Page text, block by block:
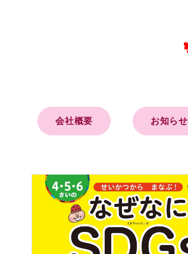
会社概要 お知らせ